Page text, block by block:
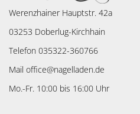
Werenzhainer Hauptstr. 42a
03253 Doberlug-Kirchhain
Telefon 035322-360766
Mail office@nagelladen.de
Mo.-Fr. 10:00 bis 16:00 Uhr